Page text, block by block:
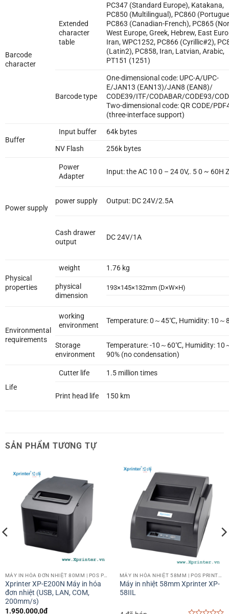
Barcode
character
Extended
character
table
PC347 (Standard Europe), Katakana,
PC850 (Multilingual), PC860
PC863 (Canadian-French), PC865
West Europe, Greek, Hebrew, East
Iran, WPC1252, PC866 (Cyrillic#2),
(Latin2), PC858, Iran, Latvian, Arabic,
PT151 (1251)
Barcode type
One-dimensional code: UPC-A/UPC-
E/JAN13 (EAN13)/JAN8 (EAN8)/
CODE39/ITF/CODABAR/CODE93/
Two-dimensional code: QR CODE/
(three-interface support)
Buffer
Input buffer
64k bytes
NV Flash
256k bytes
Power supply
Power
Adapter
Input: the AC 10 0 – 24 0V,. 5 0 ~ 60H Z
power supply Output: DC 24V/2.5A
Cash drawer
output
DC 24V/1A
Physical
properties
weight 1.76 kg
physical
dimension
193×145×132mm (D×W×H)
Environmental
requirements
working
environment
Temperature: 0～45℃, Humidity: 10～
Storage
environment
Temperature: -10～60℃, Humidity: 10
90% (no condensation)
Life
Cutter life 1.5 million times
Print head life 150 km
SẢN PHẨM TƯƠNG TỰ
Xprinter XP-E200N Máy in hóa
đơn nhiệt (USB, LAN, COM,
200mm/s)
1.950.000,0₫
Máy in nhiệt 58mm Xprinter XP-
58IIL